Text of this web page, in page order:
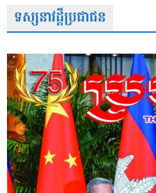
ទស្សនាវដ្តីប្រជាជន